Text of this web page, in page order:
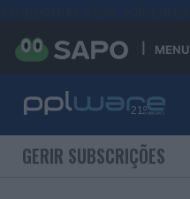
MENU
GERIR SUBSCRIÇÕES